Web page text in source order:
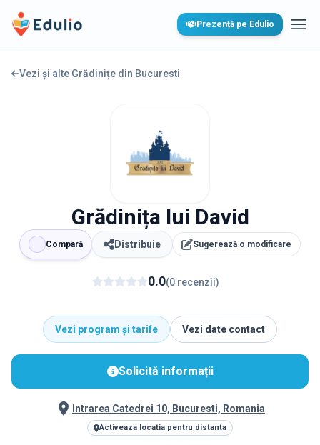
Edulio Prezență pe Edulio
Vezi și alte Grădinițe din Bucuresti
Grădinița lui David
Compară Distribuie Sugerează o modificare
0.0(0 recenzii)
Vezi program și tarife Vezi date contact
Solicită informații
Intrarea Catedrei 10, Bucuresti, Romania
Activeaza locatia pentru distanta